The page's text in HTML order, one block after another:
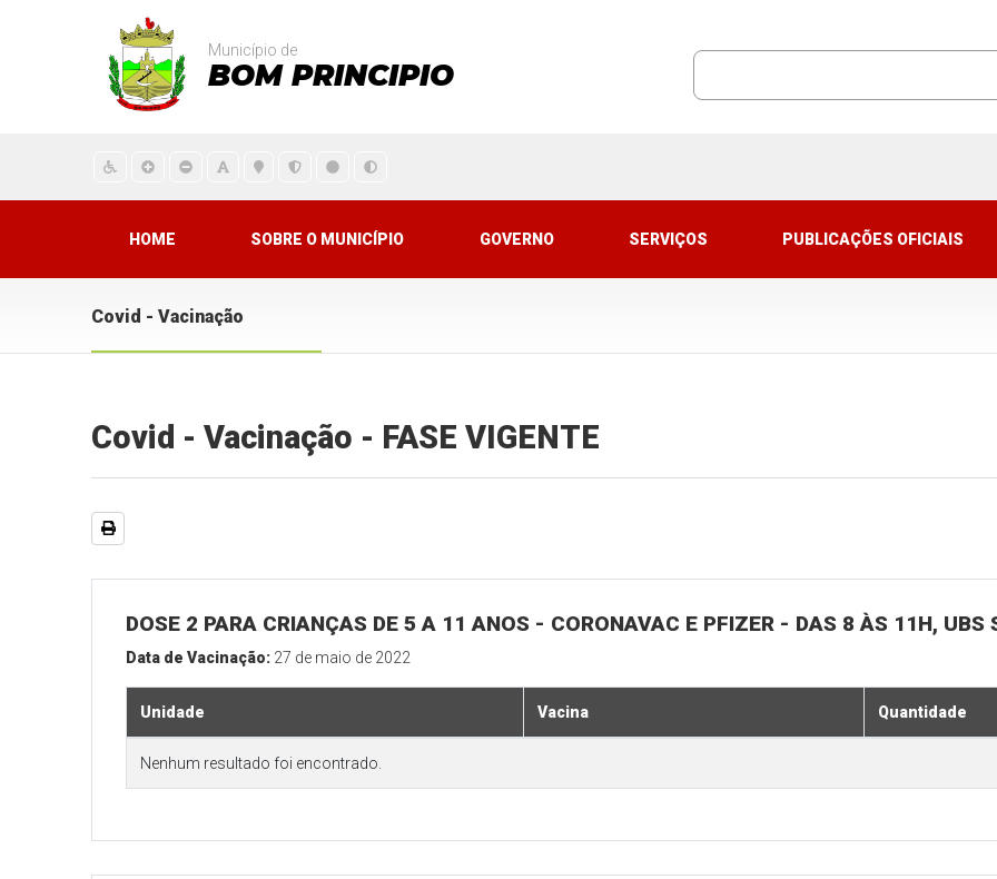
Município de
BOM PRINCIPIO
HOME SOBRE O MUNICÍPIO GOVERNO SERVIÇOS PUBLICAÇÕES OFICIAIS
Covid - Vacinação
Covid - Vacinação - FASE VIGENTE
DOSE 2 PARA CRIANÇAS DE 5 A 11 ANOS - CORONAVAC E PFIZER - DAS 8 ÀS 11H, UBS
Data de Vacinação: 27 de maio de 2022
Unidade Vacina Quantidade
Nenhum resultado foi encontrado.